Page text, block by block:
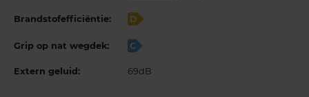
Brandstofefficiëntie: D
Grip op nat wegdek: C
Extern geluid: 69dB